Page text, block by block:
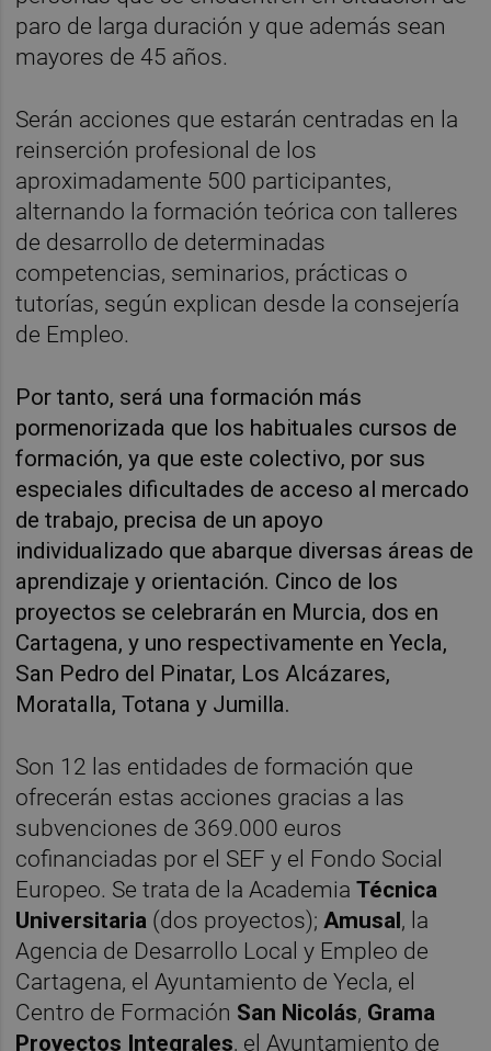
paro de larga duración y que además sean
mayores de 45 años.
Serán acciones que estarán centradas en la
reinserción profesional de los
aproximadamente 500 participantes,
alternando la formación teórica con talleres
de desarrollo de determinadas
competencias, seminarios, prácticas o
tutorías, según explican desde la consejería
de Empleo.
Por tanto, será una formación más
pormenorizada que los habituales cursos de
formación, ya que este colectivo, por sus
especiales dificultades de acceso al mercado
de trabajo, precisa de un apoyo
individualizado que abarque diversas áreas de
aprendizaje y orientación. Cinco de los
proyectos se celebrarán en Murcia, dos en
Cartagena, y uno respectivamente en Yecla,
San Pedro del Pinatar, Los Alcázares,
Moratalla, Totana y Jumilla.
Son 12 las entidades de formación que
ofrecerán estas acciones gracias a las
subvenciones de 369.000 euros
cofinanciadas por el SEF y el Fondo Social
Europeo. Se trata de la AcademiaTécnica
Universitaria (dos proyectos);Amusal , la
Agencia de Desarrollo Local y Empleo de
Cartagena, el Ayuntamiento de Yecla, el
Centro de Formación San Nicolás, Grama
Proyectos Integrales, el Ayuntamiento de